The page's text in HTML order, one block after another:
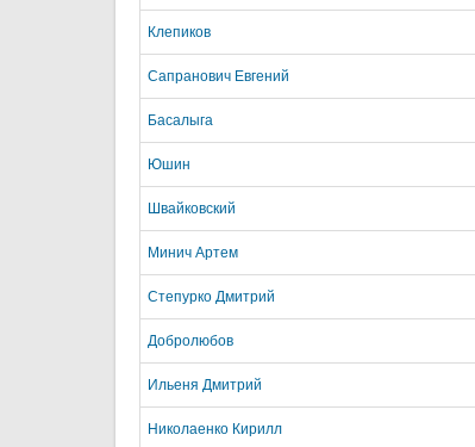
Клепиков
Сапранович Евгений
Басалыга
Юшин
Швайковский
Минич Артем
Степурко Дмитрий
Добролюбов
Ильеня Дмитрий
Николаенко Кирилл